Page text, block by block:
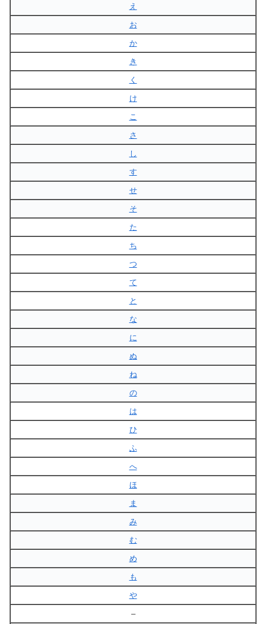
え
お
か
き
く
け
こ
さ
し
す
せ
そ
た
ち
つ
て
と
な
に
ぬ
ね
の
は
ひ
ふ
へ
ほ
ま
み
む
め
も
や
–